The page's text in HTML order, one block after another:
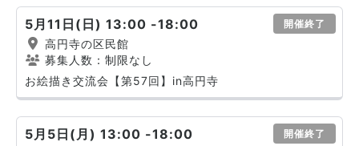
5月11日(日) 13:00 -18:00 開催終了
高円寺の区民館
募集人数：制限なし
お絵描き交流会【第57回】in高円寺
5月5日(月) 13:00 -18:00 開催終了